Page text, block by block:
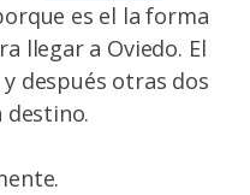
es el la forma
llegar a Oviedo. El
después otras dos
destino.